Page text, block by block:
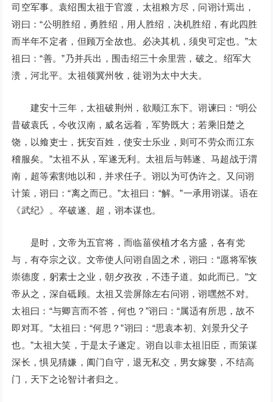
司空军事。袁绍围太祖于官渡，太祖粮方尽，问诩计焉出，
诩曰：“公明胜绍，勇胜绍，用人胜绍，决机胜绍，有此四胜
而半年不定者，但顾万全故也。必决其机，须臾可定也。”太
祖曰：“善。”乃并兵出，围击绍三十余里营，破之。绍军大
溃，河北平。太祖领冀州牧，徙诩为太中大夫。
建安十三年，太祖破荆州，欲顺江东下。诩谏曰：“明公
昔破袁氏，今收汉南，威名远着，军势既大；若乘旧楚之
饶，以飨吏士，抚安百姓，使安士乐业，则可不劳众而江东
稽服矣。”太祖不从，军遂无利。太祖后与韩遂、马超战于渭
南，超等索割地以和，并求任子。诩以为可伪许之。又问诩
计策，诩曰：“离之而已。”太祖曰：“解。”一承用诩谋。语在
《武纪》。卒破遂、超，诩本谋也。
是时，文帝为五官将，而临菑侯植才名方盛，各有党
与，有夺宗之议。文帝使人问诩自固之术，诩曰：“愿将军恢
崇德度，躬素士之业，朝夕孜孜，不违子道。如此而已。”文
帝从之，深自砥顾。太祖又尝屏除左右问诩，诩嘿然不对。
太祖曰：“与卿言而不答，何也？”诩曰：“属适有所思，故不
即对耳。”太祖曰：“何思？”诩曰：“思袁本初、刘景升父子
也。”太祖大笑，于是太子遂定。诩自以非太祖旧臣，而策谋
深长，惧见猜嫌，阖门自守，退无私交，男女嫁娶，不结高
门，天下之论智计者归之。